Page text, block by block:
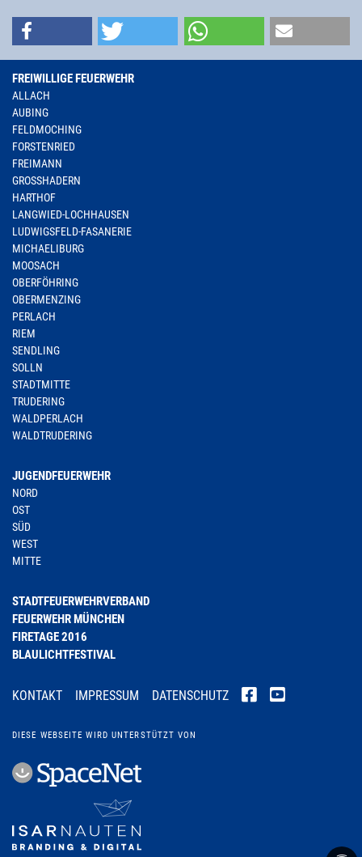
FREIWILLIGE FEUERWEHR
ALLACH
AUBING
FELDMOCHING
FORSTENRIED
FREIMANN
GROSSHADERN
HARTHOF
LANGWIED-LOCHHAUSEN
LUDWIGSFELD-FASANERIE
MICHAELIBURG
MOOSACH
OBERFÖHRING
OBERMENZING
PERLACH
RIEM
SENDLING
SOLLN
STADTMITTE
TRUDERING
WALDPERLACH
WALDTRUDERING
JUGENDFEUERWEHR
NORD
OST
SÜD
WEST
MITTE
STADTFEUERWEHRVERBAND
FEUERWEHR MÜNCHEN
FIRETAGE 2016
BLAULICHTFESTIVAL
KONTAKT IMPRESSUM DATENSCHUTZ
DIESE WEBSEITE WIRD UNTERSTÜTZT VON